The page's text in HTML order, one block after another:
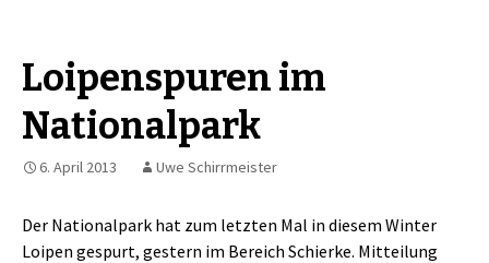
Loipenspuren im
Nationalpark
6. April 2013 Uwe Schirrmeister
Der Nationalpark hat zum letzten Mal in diesem Winter
Loipen gespurt, gestern im Bereich Schierke. Mitteilung